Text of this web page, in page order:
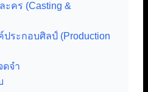
ะคร (Casting &
ประกอบศิลป์ (Production
ดจำ